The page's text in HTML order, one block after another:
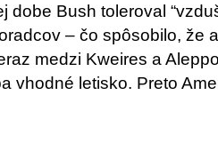
dobe Bush toleroval
– čo spôsobilo, že
medzi Kweires a
vhodné letisko. Preto